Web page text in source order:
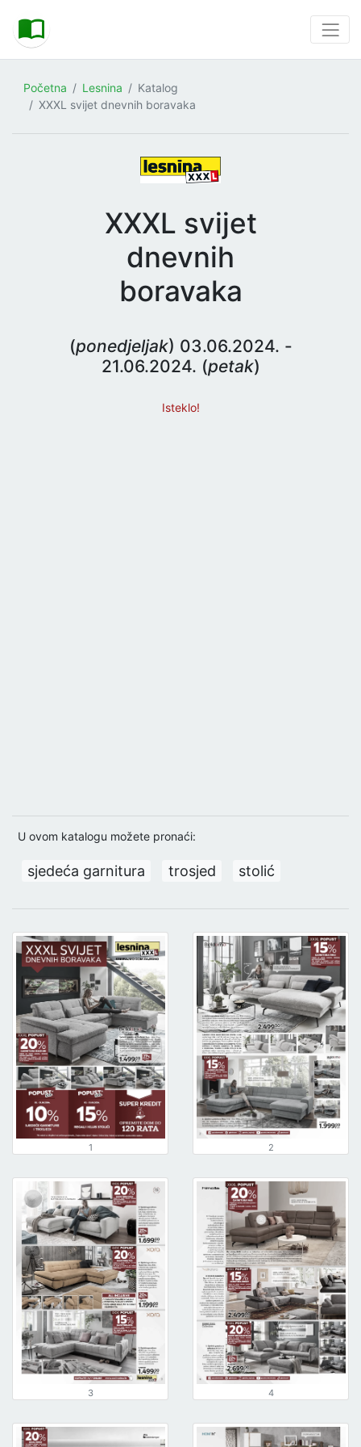
Početna Lesnina
Katalog
XXXL svijet dnevnih boravaka
XXXL svijet
dnevnih
boravaka
(ponedjeljak) 03.06.2024. -
21.06.2024. (petak)
Isteklo!
U ovom katalogu možete pronaći:
sjedeća garnitura trosjed stolić
1 2
3 4